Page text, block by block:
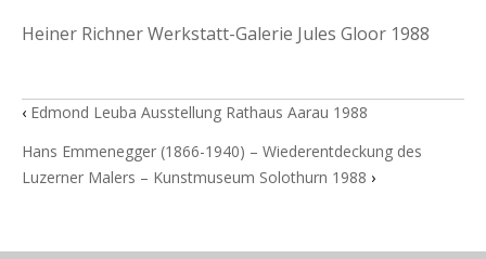
Heiner Richner Werkstatt-Galerie Jules Gloor 1988
‹ Edmond Leuba Ausstellung Rathaus Aarau 1988
Hans Emmenegger (1866-1940) – Wiederentdeckung des
Luzerner Malers – Kunstmuseum Solothurn 1988 ›